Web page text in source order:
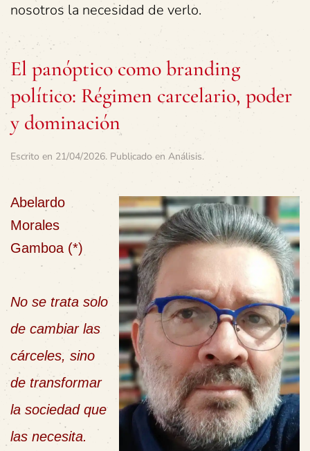
nosotros la necesidad de verlo.
El panóptico como branding
político: Régimen carcelario, poder
y dominación
Escrito en 21/04/2026. Publicado en Análisis.
Abelardo
Morales
Gamboa (*)
No se trata solo
de cambiar las
cárceles, sino
de transformar
la sociedad que
las necesita.